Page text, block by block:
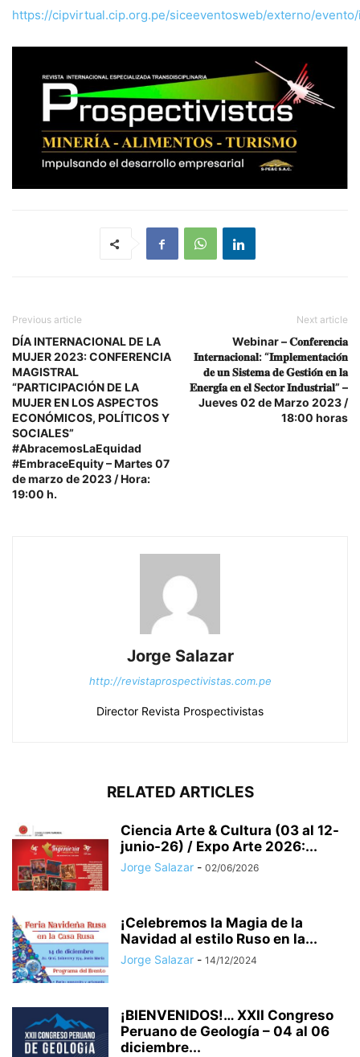
https://cipvirtual.cip.org.pe/siceeventosweb/externo/
Previous article
DÍA INTERNACIONAL DE LA
MUJER 2023: CONFERENCIA
MAGISTRAL
“PARTICIPACIÓN DE LA
MUJER EN LOS ASPECTOS
ECONÓMICOS, POLÍTICOS Y
SOCIALES”
#AbracemosLaEquidad
#EmbraceEquity – Martes 07
de marzo de 2023 / Hora:
19:00 h.
Next article
Webinar – 𝐂𝐨𝐧𝐟𝐞𝐫𝐞𝐧𝐜𝐢𝐚
𝐈𝐧𝐭𝐞𝐫𝐧𝐚𝐜𝐢𝐨𝐧𝐚𝐥: “𝐈𝐦𝐩𝐥𝐞𝐦𝐞𝐧𝐭𝐚𝐜𝐢𝐨́𝐧
𝐝𝐞 𝐮𝐧 𝐒𝐢𝐬𝐭𝐞𝐦𝐚 𝐝𝐞 𝐆𝐞𝐬𝐭𝐢𝐨́𝐧 𝐞𝐧 𝐥𝐚
𝐄𝐧𝐞𝐫𝐠𝐢́𝐚 𝐞𝐧 𝐞𝐥 𝐒𝐞𝐜𝐭𝐨𝐫 𝐈𝐧𝐝𝐮𝐬𝐭𝐫𝐢𝐚𝐥” –
Jueves 02 de Marzo 2023 /
18:00 horas
Jorge Salazar
http://revistaprospectivistas.com.pe
Director Revista Prospectivistas
RELATED ARTICLES
Ciencia Arte & Cultura (03 al 12-
junio-26) / Expo Arte 2026:...
Jorge Salazar - 02/06/2026
¡Celebremos la Magia de la
Navidad al estilo Ruso en la...
Jorge Salazar - 14/12/2024
¡BIENVENIDOS!… XXII Congreso
Peruano de Geología – 04 al 06
diciembre...